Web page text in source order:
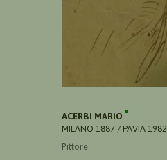
ACERBI MARIO
MILANO 1887 / PAVIA 1982
Pittore